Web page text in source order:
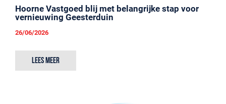
Hoorne Vastgoed blij met belangrijke stap voor
vernieuwing Geesterduin
26/06/2026
Lees meer